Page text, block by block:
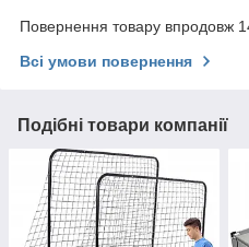
Повернення товару впродовж
Всі умови повернення
Подібні товари компанії